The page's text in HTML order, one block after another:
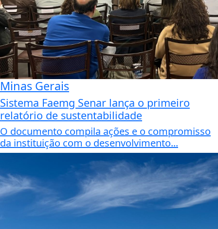
Minas Gerais
Sistema Faemg Senar lança o primeiro
relatório de sustentabilidade
O documento compila ações e o compromisso
da instituição com o desenvolvimento...